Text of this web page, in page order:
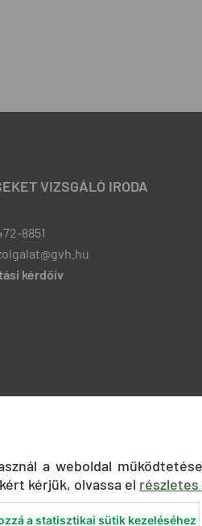
VIZSGÁLÓ IRODA
8851
kérdőív
a weboldal
kérjük, olvassa el
a statisztikai sütik kezeléséhez